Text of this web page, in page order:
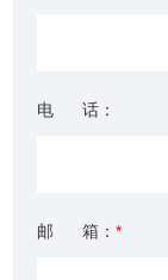
电 话：
邮 箱：*